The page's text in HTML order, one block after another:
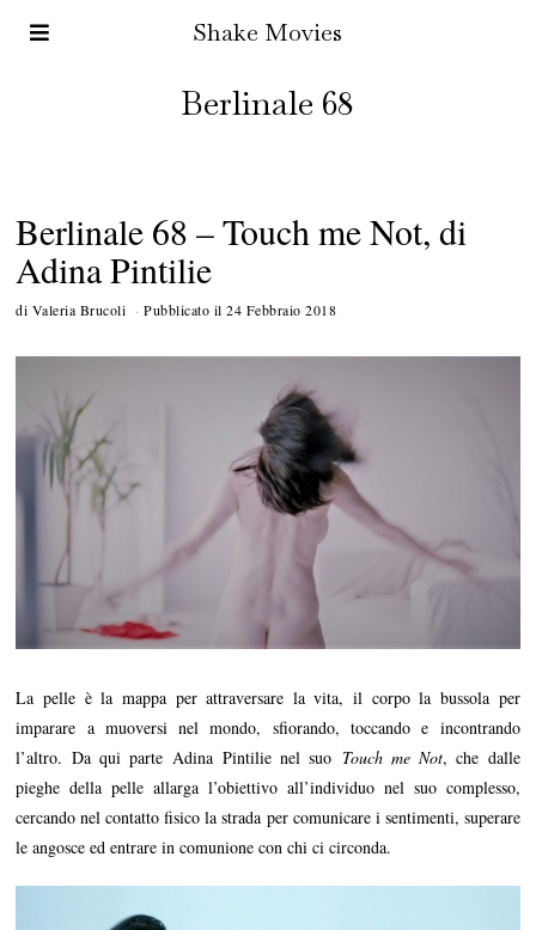
Shake Movies
Berlinale 68
Berlinale 68 – Touch me Not, di
Adina Pintilie
di Valeria Brucoli Pubblicato il 24 Febbraio 2018
2
0
1
8
La pelle è la mappa per attraversare la vita, il corpo la bussola per
imparare a muoversi nel mondo, sfiorando, toccando e incontrando
l’altro. Da qui parte Adina Pintilie nel suo Touch me Not, che dalle
pieghe della pelle allarga l’obiettivo all’individuo nel suo complesso,
cercando nel contatto fisico la strada per comunicare i sentimenti, superare
le angosce ed entrare in comunione con chi ci circonda.